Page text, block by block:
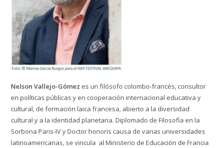
Nelson Vallejo-Gómez es un filósofo colombo-francés, consultor
en políticas públicas y en cooperación internacional educativa y
cultural, de formación laica francesa, abierto a la diversidad
cultural y a la identidad planetaria. Diplomado de Filosofía en la
Sorbona Paris-IV y Doctor honoris causa de varias universidades
latinoamericanas, se vincula al Ministerio de Educación de Francia